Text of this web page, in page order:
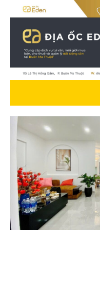
Trang chủ
Giới thiệu
Nhà đất bán
Đất ở
Nhà phố